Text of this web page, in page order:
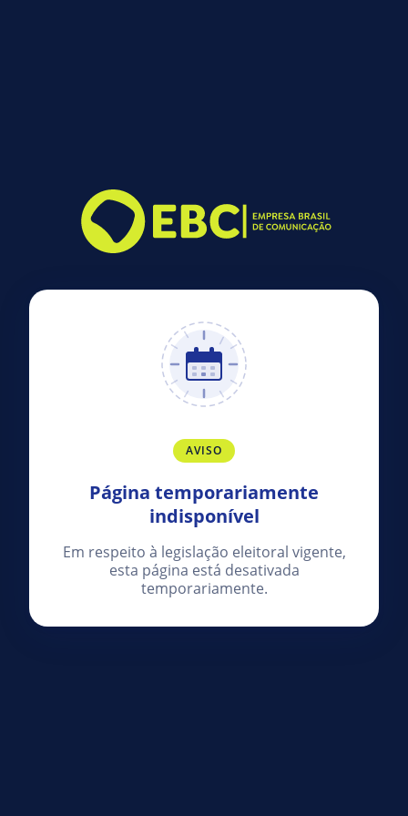
AVISO
Página temporariamente
indisponível
Em respeito à legislação eleitoral vigente,
esta página está desativada
temporariamente.